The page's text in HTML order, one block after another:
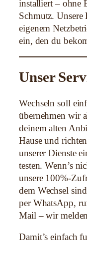
installiert – ohne
Schmutz. Unsere
eigenem
ein, den du
Unser
Wechseln soll
übernehmen wir
deinem alten
Hause und
unserer Dienste
testen. Wenn’s
unsere 100%-
dem Wechsel
per WhatsApp,
Mail – wir
Damit’s einfach